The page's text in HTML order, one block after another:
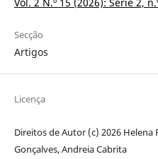
Secção
Artigos
Licença
Direitos de Autor (c) 2026 Helena
Gonçalves, Andreia Cabrita